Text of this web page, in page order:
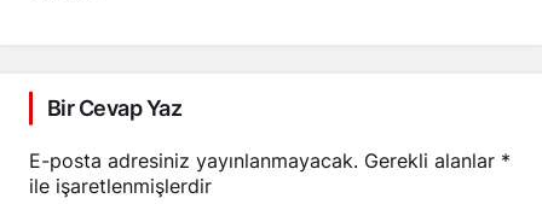
Bir Cevap Yaz
E-posta adresiniz yayınlanmayacak. Gerekli alanlar *
ile işaretlenmişlerdir